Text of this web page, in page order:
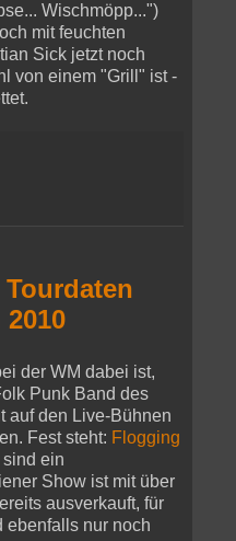
Wischmöpp...")
mit feuchten
Sick jetzt noch
von einem "Grill" ist -
der WM dabei ist,
Punk Band des
auf den Live-Bühnen
Fest steht: Flogging
sind ein
Show ist mit über
ausverkauft, für
ebenfalls nur noch